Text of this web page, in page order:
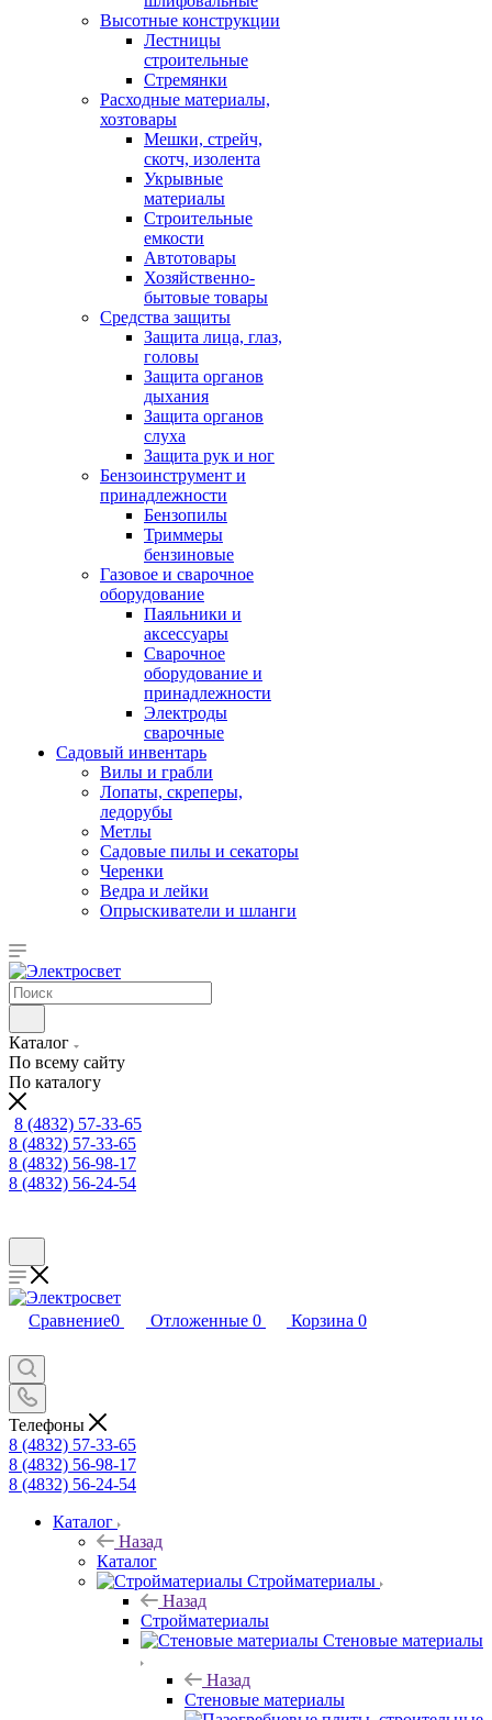
Высотные конструкции
Лестницы
строительные
Стремянки
Расходные материалы,
хозтовары
Мешки, стрейч,
скотч, изолента
Укрывные
материалы
Строительные
емкости
Автотовары
Хозяйственно-
бытовые товары
Средства защиты
Защита лица, глаз,
головы
Защита органов
дыхания
Защита органов
слуха
Защита рук и ног
Бензоинструмент и
принадлежности
Бензопилы
Триммеры
бензиновые
Газовое и сварочное
оборудование
Паяльники и
аксессуары
Сварочное
оборудование и
принадлежности
Электроды
сварочные
Садовый инвентарь
Вилы и грабли
Лопаты, скреперы,
ледорубы
Метлы
Садовые пилы и секаторы
Черенки
Ведра и лейки
Опрыскиватели и шланги
Каталог
По всему сайту
По каталогу
8 (4832) 57-33-65
8 (4832) 57-33-65
8 (4832) 56-98-17
8 (4832) 56-24-54
Сравнение0 Отложенные 0 Корзина 0
Телефоны
8 (4832) 57-33-65
8 (4832) 56-98-17
8 (4832) 56-24-54
Каталог
Назад
Каталог
Стройматериалы
Назад
Стройматериалы
Стеновые материалы
Назад
Стеновые материалы